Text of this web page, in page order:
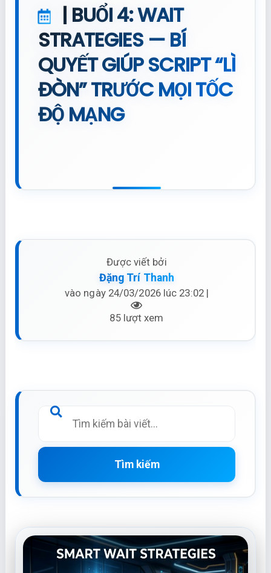
| BUỔI 4: WAIT
STRATEGIES — BÍ
QUYẾT GIÚP SCRIPT “LÌ
ĐÒN” TRƯỚC MỌI TỐC
ĐỘ MẠNG
Được viết bởi
Đặng Trí Thanh
vào ngày 24/03/2026 lúc 23:02 |
85 lượt xem
Tìm kiếm